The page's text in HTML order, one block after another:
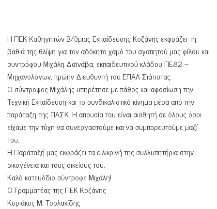
Η ΠΕΚ Καθηγητών Β/θμιας Εκπαίδευσης Κοζάνης εκφράζει τη
βαθιά της θλίψη για τον αδόκητο χαμό του αγαπητού μας φίλου και
συντρόφου Μιχάλη Δαϊνάβα, εκπαιδευτικού κλάδου ΠΕ82 –
Μηχανολόγων, πρώην Διευθυντή του ΕΠΑΛ Σιάτιστας.
Ο σύντροφος Μιχάλης υπηρέτησε με πάθος και αφοσίωση την
Τεχνική Εκπαίδευση και το συνδικαλιστικό κίνημα μέσα από την
παράταξη της ΠΑΣΚ. Η απουσία του είναι αισθητή σε όλους όσοι
είχαμε την τύχη να συνεργαστούμε και να συμπορευτούμε μαζί
του.
Η Παράταξή μας εκφράζει τα ειλικρινή της συλλυπητήρια στην
οικογένεια και τους οικείους του.
Καλό κατευόδιο σύντροφε Μιχάλη!
Ο Γραμματέας της ΠΕΚ Κοζάνης
Κυριάκος Μ. Τσολακίδης